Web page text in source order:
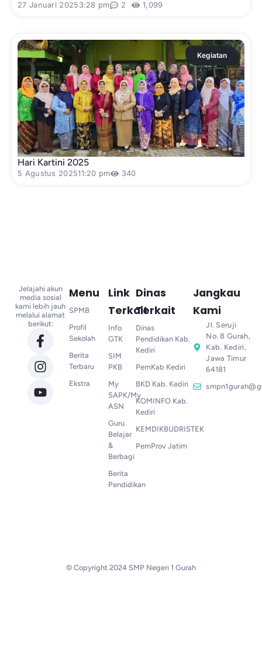
27 Januari 2025 3:28 pm 2 1,099
Kegiatan
Hari Kartini 2025
5 Agustus 202511:20 pm 340
Jelajahi akun
media sosial
kami lebih jauh
melalui alamat
berikut:
Menu
SPMB
Profil
Sekolah
Berita
Terbaru
Ekstra
Link
Terkait
Info
GTK
SIM
PKB
My
SAPK/My
ASN
Guru
Belajar
&
Berbagi
Berita
Pendidikan
Dinas
Terkait
Dinas
Pendidikan Kab.
Kediri
PemKab Kediri
BKD Kab. Kediri
KOMINFO Kab.
Kediri
KEMDIKBUDRISTEK
PemProv Jatim
Jangkau
Kami
Jl. Seruji
No. 8 Gurah,
Kab. Kediri,
Jawa Timur
64181
© Copyright 2024 SMP Negeri 1 Gurah